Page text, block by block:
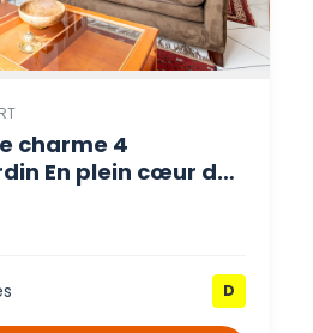
charme 4
En plein cœur du
D